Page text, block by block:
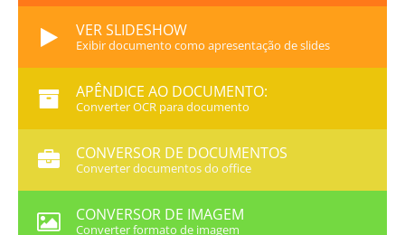
VER SLIDESHOW
Exibir documento como apresentação de slides
APÊNDICE AO DOCUMENTO:
Converter OCR para documento
CONVERSOR DE DOCUMENTOS
Converter documentos do office
CONVERSOR DE IMAGEM
Converter formato de imagem